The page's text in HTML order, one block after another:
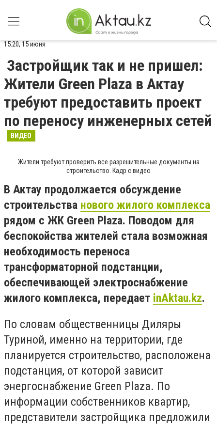
15:20, 15 июня
Застройщик так и не пришел:
Жители Green Plaza в Актау
требуют предоставить проект
по переносу инженерных сетей
ВИДЕО
Жители требуют проверить все разрешительные документы на
строительство. Кадр с видео
В Актау продолжается обсуждение
строительства нового жилого комплекса
рядом с ЖК Green Plaza. Поводом для
беспокойства жителей стала возможная
необходимость переноса
трансформаторной подстанции,
обеспечивающей электроснабжение
жилого комплекса, передает inAktau.kz.
По словам общественницы Диляры
Туриной, именно на территории, где
планируется строительство, расположена
подстанция, от которой зависит
энергоснабжение Green Plaza. По
информации собственников квартир,
представители застройщика предложили